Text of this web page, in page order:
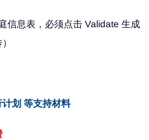
信息表，必须点击 Validate 生成
划 等支持材料